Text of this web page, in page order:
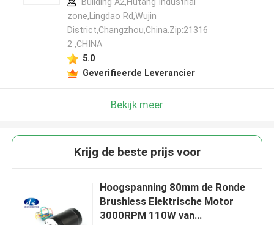
zone,Lingdao Rd,Wujin
District,Changzhou,China.Zip:21316
2 ,CHINA
5.0
Geverifieerde Leverancier
Bekijk meer
Krijg de beste prijs voor
Hoogspanning 80mm de Ronde
Brushless Elektrische Motor
3000RPM 110W van